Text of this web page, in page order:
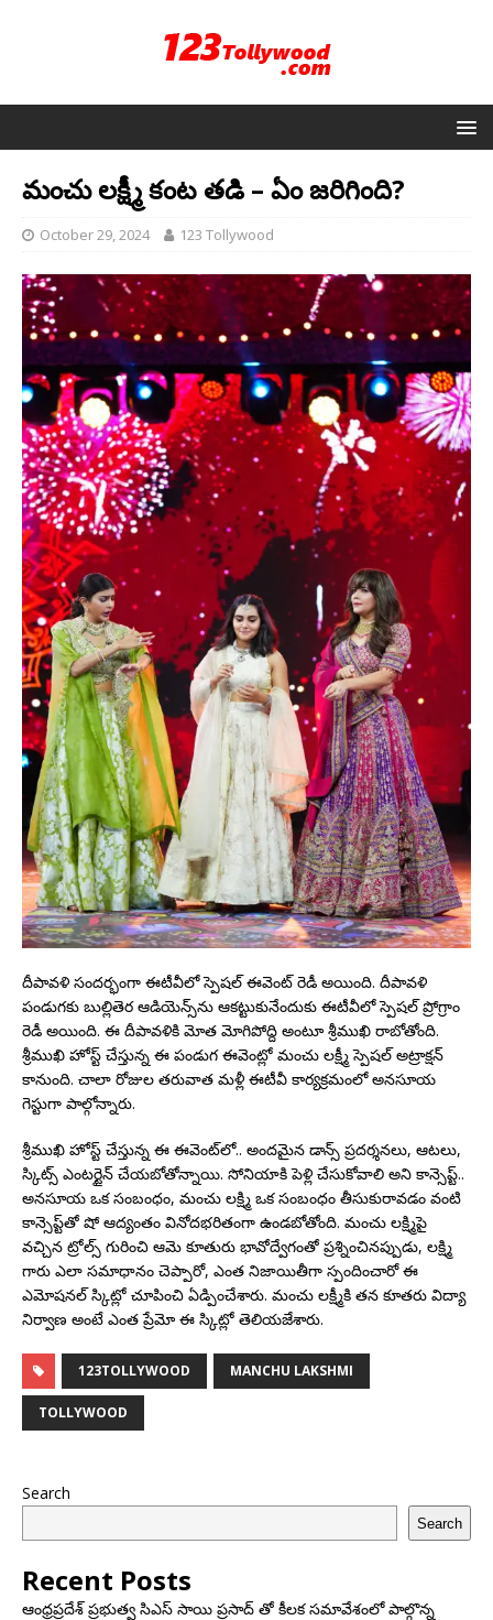
మంచు లక్ష్మీ కంట తడి – ఏం జరిగింది?
October 29, 2024 123 Tollywood
దీపావళి సందర్భంగా ఈటీవీలో స్పెషల్ ఈవెంట్ రెడీ అయింది. దీపావళి
పండుగకు బుల్లితెర ఆడియెన్స్‌ను ఆకట్టుకునేందుకు ఈటీవీలో స్పెషల్ ప్రోగ్రాం
రెడీ అయింది. ఈ దీపావళికి మోత మోగిపోద్ది అంటూ శ్రీముఖి రాబోతోంది.
శ్రీముఖి హోస్ట్ చేస్తున్న ఈ పండుగ ఈవెంట్లో మంచు లక్ష్మీ స్పెషల్ అట్రాక్షన్
కానుంది. చాలా రోజుల తరువాత మళ్లీ ఈటీవీ కార్యక్రమంలో అనసూయ
గెస్టుగా పాల్గోన్నారు.
శ్రీముఖి హోస్ట్ చేస్తున్న ఈ ఈవెంట్‌లో.. అందమైన డాన్స్ ప్రదర్శనలు, ఆటలు,
స్కిట్స్‌ ఎంటర్టైన్ చేయబోతోన్నాయి. సోనియాకి పెళ్లి చేసుకోవాలి అని కాన్సెప్ట్..
అనసూయ ఒక సంబంధం, మంచు లక్ష్మి ఒక సంబంధం తీసుకురావడం వంటి
కాన్సెప్ట్‌తో షో ఆద్యంతం వినోదభరితంగా ఉండబోతోంది. మంచు లక్ష్మిపై
వచ్చిన ట్రోల్స్ గురించి ఆమె కూతురు భావోద్వేగంతో ప్రశ్నించినప్పుడు, లక్ష్మి
గారు ఎలా సమాధానం చెప్పారో, ఎంత నిజాయితీగా స్పందించారో ఈ
ఎమోషనల్ స్కిట్లో చూపించి ఏడ్పించేశారు. మంచు లక్ష్మీకి తన కూతరు విద్యా
నిర్వాణ అంటే ఎంత ప్రేమో ఈ స్కిట్లో తెలియజేశారు.
123TOLLYWOOD MANCHU LAKSHMI
TOLLYWOOD
Search
Search
Recent Posts
ఆంధ్రప్రదేశ్ ప్రభుత్వ సిఎస్ సాయి ప్రసాద్ తో కీలక సమావేశంలో పాల్గొన్న